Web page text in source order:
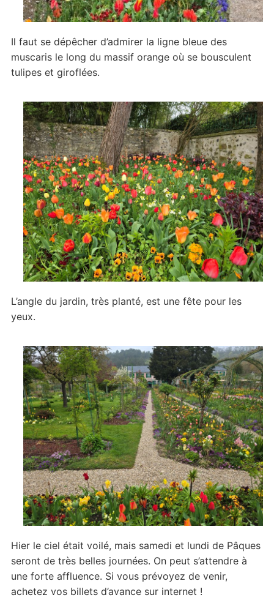
Il faut se dépêcher d’admirer la ligne bleue des
muscaris le long du massif orange où se bousculent
tulipes et giroflées.
L’angle du jardin, très planté, est une fête pour les
yeux.
Hier le ciel était voilé, mais samedi et lundi de Pâques
seront de très belles journées. On peut s’attendre à
une forte affluence. Si vous prévoyez de venir,
achetez vos billets d’avance sur internet !